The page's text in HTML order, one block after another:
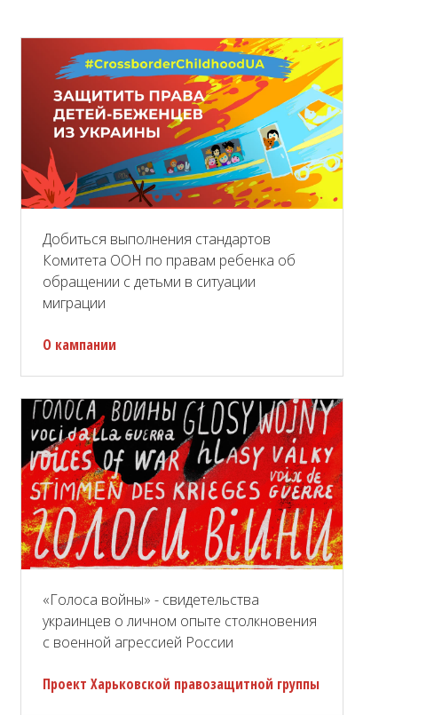
Добиться выполнения стандартов
Комитета ООН по правам ребенка об
обращении с детьми в ситуации
миграции
О кампании
«Голоса войны» - свидетельства
украинцев о личном опыте столкновения
с военной агрессией России
Проект Харьковской правозащитной группы